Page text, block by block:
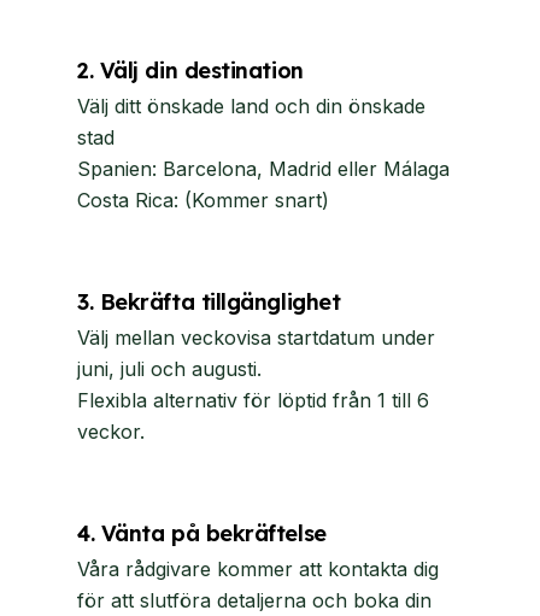
2. Välj din destination
Välj ditt önskade land och din önskade
stad
Spanien: Barcelona, ​​Madrid eller Málaga
Costa Rica: (Kommer snart)
3. Bekräfta tillgänglighet
Välj mellan veckovisa startdatum under
juni, juli och augusti.
Flexibla alternativ för löptid från 1 till 6
veckor.
4. Vänta på bekräftelse
Våra rådgivare kommer att kontakta dig
för att slutföra detaljerna och boka din